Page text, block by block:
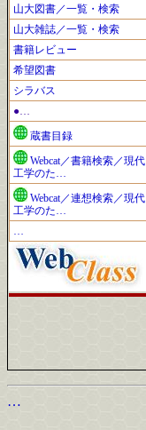
山大図書／一覧・検索
山大雑誌／一覧・検索
書籍レビュー
希望図書
シラバス
●…
蔵書目録
Webcat／書籍検索／現代
工学のた…
Webcat／連想検索／現代
工学のた…
…
…